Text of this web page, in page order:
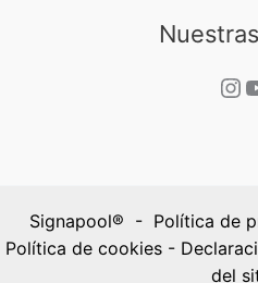
Signapool® - Política de
Política de cookies -
del